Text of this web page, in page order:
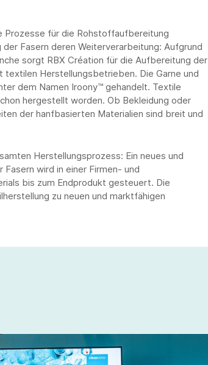
Prozesse für die Rohstoffaufbereitung
Fasern deren Weiterverarbeitung: Aufgrund
sorgt RBX Création für die Aufbereitung der
Herstellungsbetrieben. Die Garne und
dem Namen Iroony™ gehandelt. Textile
hergestellt worden. Ob Bekleidung oder
der hanfbasierten Materialien sind breit und
Herstellungsprozess: Ein neues und
wird in einer Firmen- und
bis zum Endprodukt gesteuert. Die
zu neuen und marktfähigen